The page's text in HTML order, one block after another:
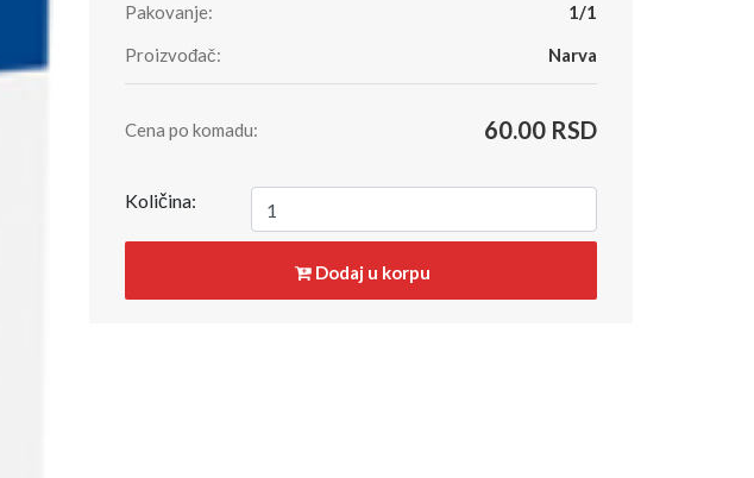
Pakovanje:
1/1
Proizvođač:
Narva
Cena po komadu: 60.00 RSD
Količina:
Dodaj u korpu